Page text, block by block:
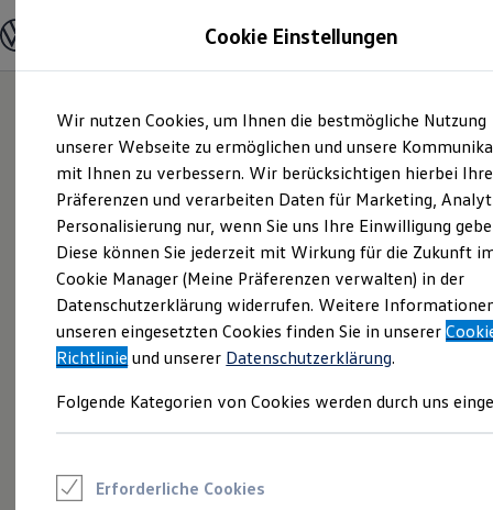
Hauptinhalt
springen
Footer
springen
Modelle und Konfigurator
Modelle vergleichen
Elektroautos
ENERGY Sondermodelle
Nutzfahrzeuge
SUV und CUV
Familienautos
Kombis
Kompaktwagen
Sportwagen
Schnell verfügbare Fahrzeuge
Angebote und Produkte
Aktuelle Angebote
E-Auto-Förderung
Volkswagen Marktplatz
Junge Gebrauchtwagen und Gebrauchtwagen
Saisonangebote
Cookie Einstellungen
Wir nutzen Cookies, um Ihnen die bestmögliche Nutzung
unserer Webseite zu ermöglichen und unsere
mit Ihnen zu verbessern. Wir berücksichtigen hierbei Ihre
Präferenzen und verarbeiten Daten für Marketing,
Personalisierung nur, wenn Sie uns Ihre Einwilligung
Diese können Sie jederzeit mit Wirkung für die Zukunft
Cookie Manager (Meine Präferenzen verwalten) in der
Datenschutzerklärung widerrufen. Weitere
unseren eingesetzten Cookies finden Sie in unserer
Richtlinie und unserer Datenschutzerklärung.
Folgende Kategorien von Cookies werden durch uns
Erforderliche Cookies